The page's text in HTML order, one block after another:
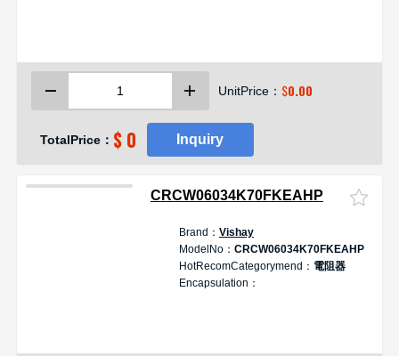
UnitPrice： $0.00
TotalPrice： $ 0 Inquiry
CRCW06034K70FKEAHP
Brand： Vishay
ModelNo： CRCW06034K70FKEAHP
HotRecomCategorymend： 電阻器
Encapsulation：